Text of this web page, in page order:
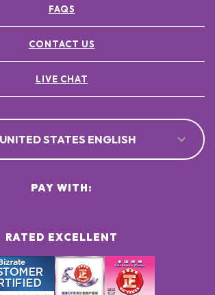
FAQS
CONTACT US
LIVE CHAT
STATES ENGLISH
RATED EXCELLENT
PAY WITH: